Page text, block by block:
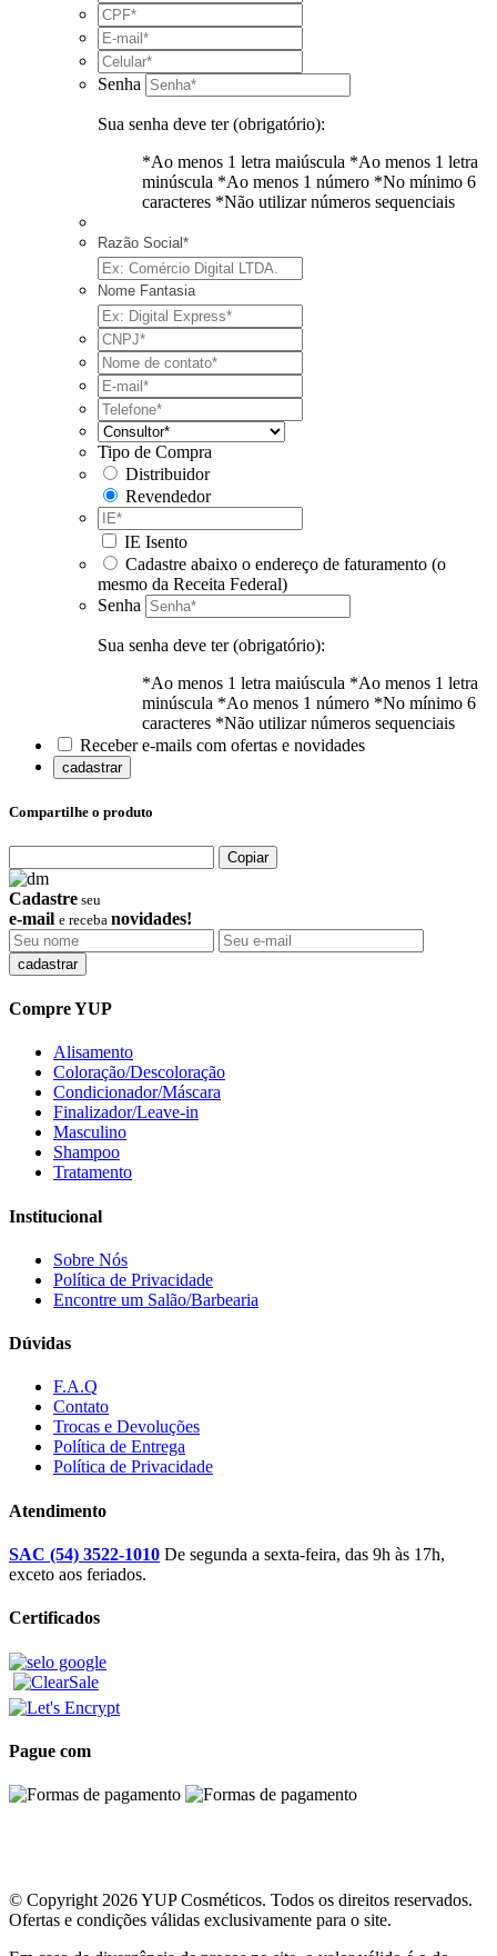
Senha
Sua senha deve ter (obrigatório):
*Ao menos 1 letra maiúscula *Ao menos 1 letra
minúscula *Ao menos 1 número *No mínimo 6
caracteres *Não utilizar números sequenciais
Razão Social*
Nome Fantasia
Tipo de Compra
Distribuidor
Revendedor
IE Isento
Cadastre abaixo o endereço de faturamento (o
mesmo da Receita Federal)
Senha
Sua senha deve ter (obrigatório):
*Ao menos 1 letra maiúscula *Ao menos 1 letra
minúscula *Ao menos 1 número *No mínimo 6
caracteres *Não utilizar números sequenciais
Receber e-mails com ofertas e novidades
cadastrar
Compartilhe o produto
Copiar
Cadastre seu
e-mail e receba novidades!
Compre YUP
Alisamento
Coloração/Descoloração
Condicionador/Máscara
Finalizador/Leave-in
Masculino
Shampoo
Tratamento
Institucional
Sobre Nós
Política de Privacidade
Encontre um Salão/Barbearia
Dúvidas
F.A.Q
Contato
Trocas e Devoluções
Política de Entrega
Política de Privacidade
Atendimento
SAC (54) 3522-1010 De segunda a sexta-feira, das 9h às 17h,
exceto aos feriados.
Certificados
Pague com
© Copyright 2026 YUP Cosméticos. Todos os direitos reservados.
Ofertas e condições válidas exclusivamente para o site.